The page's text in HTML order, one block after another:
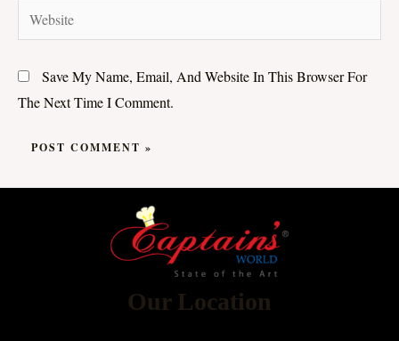
Website
Save My Name, Email, And Website In This Browser For
The Next Time I Comment.
Our Location